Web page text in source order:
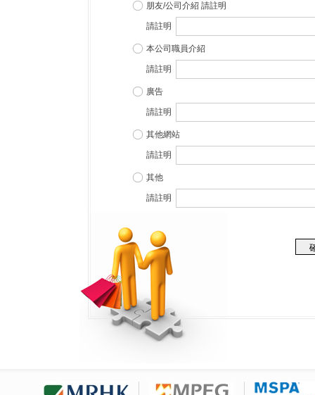
朋友/公司介紹 請註明
請註明
本公司職員介紹
請註明
廣告
請註明
其他網站
請註明
其他
請註明